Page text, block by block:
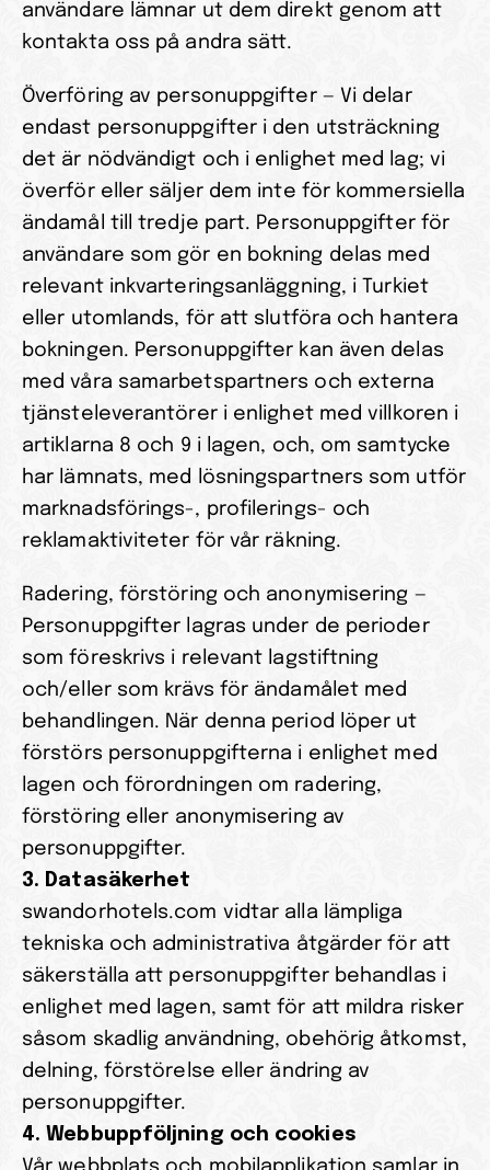
användare lämnar ut dem direkt genom att
kontakta oss på andra sätt.
Överföring av personuppgifter — Vi delar
endast personuppgifter i den utsträckning
det är nödvändigt och i enlighet med lag; vi
överför eller säljer dem inte för kommersiella
ändamål till tredje part. Personuppgifter för
användare som gör en bokning delas med
relevant inkvarteringsanläggning, i Turkiet
eller utomlands, för att slutföra och hantera
bokningen. Personuppgifter kan även delas
med våra samarbetspartners och externa
tjänsteleverantörer i enlighet med villkoren i
artiklarna 8 och 9 i lagen, och, om samtycke
har lämnats, med lösningspartners som utför
marknadsförings-, profilerings- och
reklamaktiviteter för vår räkning.
Radering, förstöring och anonymisering —
Personuppgifter lagras under de perioder
som föreskrivs i relevant lagstiftning
och/eller som krävs för ändamålet med
behandlingen. När denna period löper ut
förstörs personuppgifterna i enlighet med
lagen och förordningen om radering,
förstöring eller anonymisering av
personuppgifter.
3. Datasäkerhet
swandorhotels.com vidtar alla lämpliga
tekniska och administrativa åtgärder för att
säkerställa att personuppgifter behandlas i
enlighet med lagen, samt för att mildra risker
såsom skadlig användning, obehörig åtkomst,
delning, förstörelse eller ändring av
personuppgifter.
4. Webbuppföljning och cookies